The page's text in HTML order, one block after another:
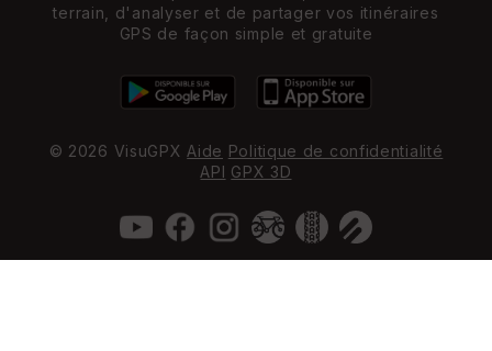
terrain, d'analyser et de partager vos itinéraires
GPS de façon simple et gratuite
© 2026 VisuGPX Aide Politique de confidentialité
API GPX 3D